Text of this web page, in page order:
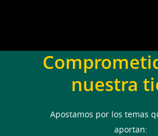
nuestra
Apostamos por los temas
aportan: